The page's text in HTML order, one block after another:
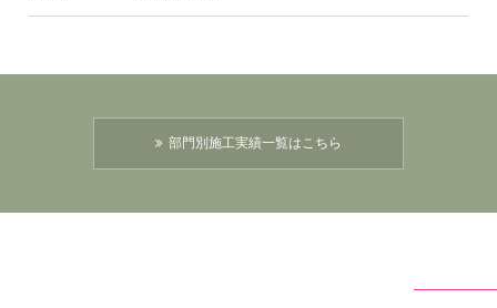
部門別施工実績一覧はこちら